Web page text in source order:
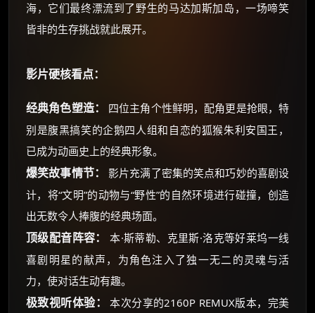
海，它们最终漂流到了野生的马达加斯加岛，一场啼笑
皆非的生存挑战就此展开。
影片硬核看点：
经典角色塑造：
四位主角个性鲜明，配角更是抢眼，特
别是腹黑搞笑的企鹅四人组和自恋的狐猴朱利安国王，
已成为动画史上的经典形象。
爆笑故事情节：
影片充满了密集的笑点和巧妙的喜剧设
计，将“文明”的动物与“野性”的自然环境进行碰撞，创造
出无数令人捧腹的经典场面。
顶级配音阵容：
本·斯蒂勒、克里斯·洛克等好莱坞一线
喜剧明星的献声，为角色注入了独一无二的灵魂与活
力，使对话生动有趣。
极致视听体验：
本次分享的2160P REMUX版本，完美